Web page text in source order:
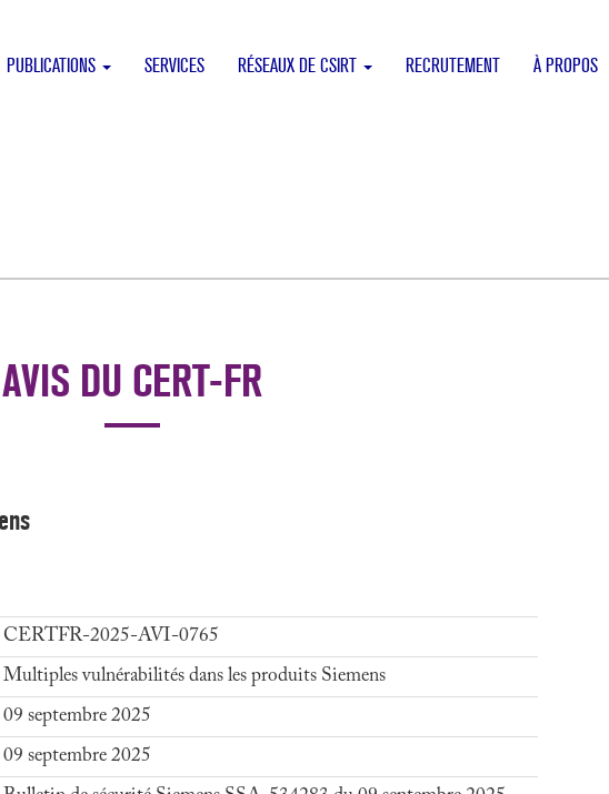
PUBLICATIONS SERVICES RÉSEAUX DE CSIRT RECRUTEMENT À PROPOS
AVIS DU CERT-FR
CERTFR-2025-AVI-0765
Multiples vulnérabilités dans les produits Siemens
09 septembre 2025
09 septembre 2025